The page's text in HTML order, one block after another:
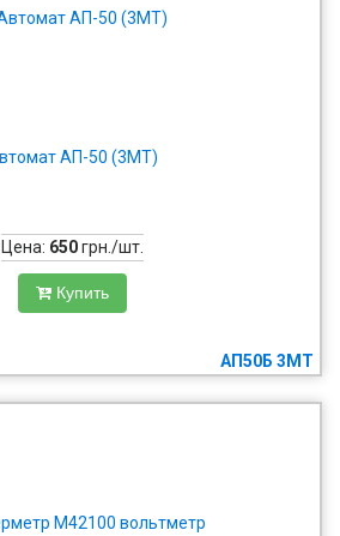
АП-50 (3МТ)
Цена: 650грн./шт.
Купить
АП50Б 3МТ